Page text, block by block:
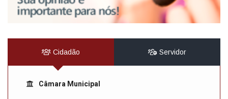
Cidadão Servidor
Câmara Municipal